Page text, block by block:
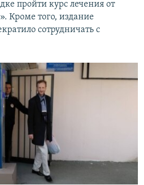
пройти курс лечения от
Кроме того, издание
сотрудничать с